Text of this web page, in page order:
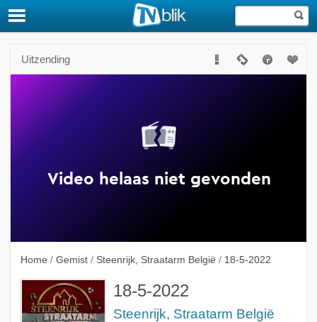
Uitzending
Home / Gemist / Steenrijk, Straatarm België / 18-5-2022
18-5-2022
Steenrijk, Straatarm België